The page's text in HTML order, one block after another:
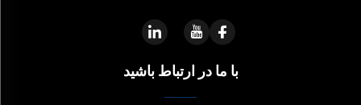
با ما در ارتباط باشید